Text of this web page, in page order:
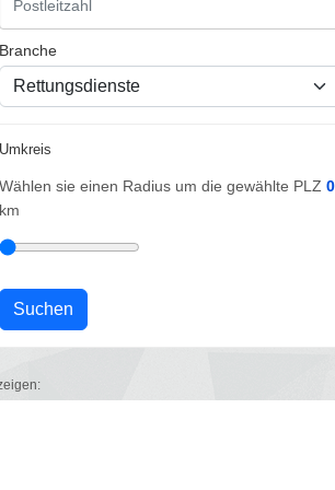
Branche
Umkreis
Wählen sie einen Radius um die gewählte PLZ 0
km